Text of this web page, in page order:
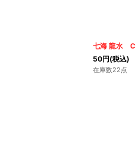
七海 龍水 C
50円(税込)
在庫数22点